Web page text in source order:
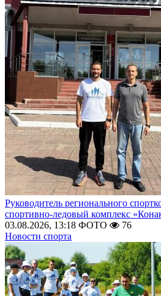
Руководитель регионального
спортивно-ледовый комплекс
03.08.2026, 13:18 ФОТО
76
Новости спорта